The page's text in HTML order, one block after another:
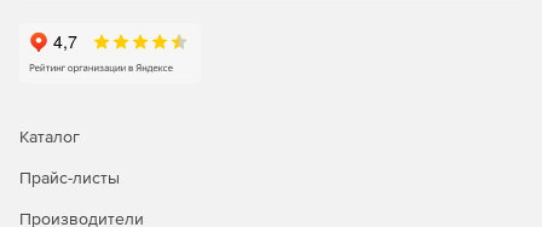
Каталог
Прайс-листы
Производители